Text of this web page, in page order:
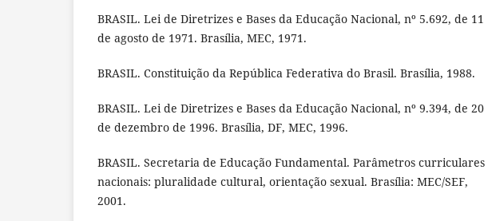
BRASIL. Lei de Diretrizes e Bases da Educação Nacional, nº 5.692, de 11
de agosto de 1971. Brasília, MEC, 1971.
BRASIL. Constituição da República Federativa do Brasil. Brasília, 1988.
BRASIL. Lei de Diretrizes e Bases da Educação Nacional, nº 9.394, de 20
de dezembro de 1996. Brasília, DF, MEC, 1996.
BRASIL. Secretaria de Educação Fundamental. Parâmetros curriculares
nacionais: pluralidade cultural, orientação sexual. Brasília: MEC/SEF,
2001.